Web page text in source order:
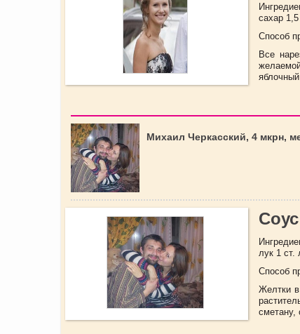
сахар
Способ
Все
Михаил Черкасский, 4 мкрн,
лук 1 ст.
Способ
Желтки в
сметану,